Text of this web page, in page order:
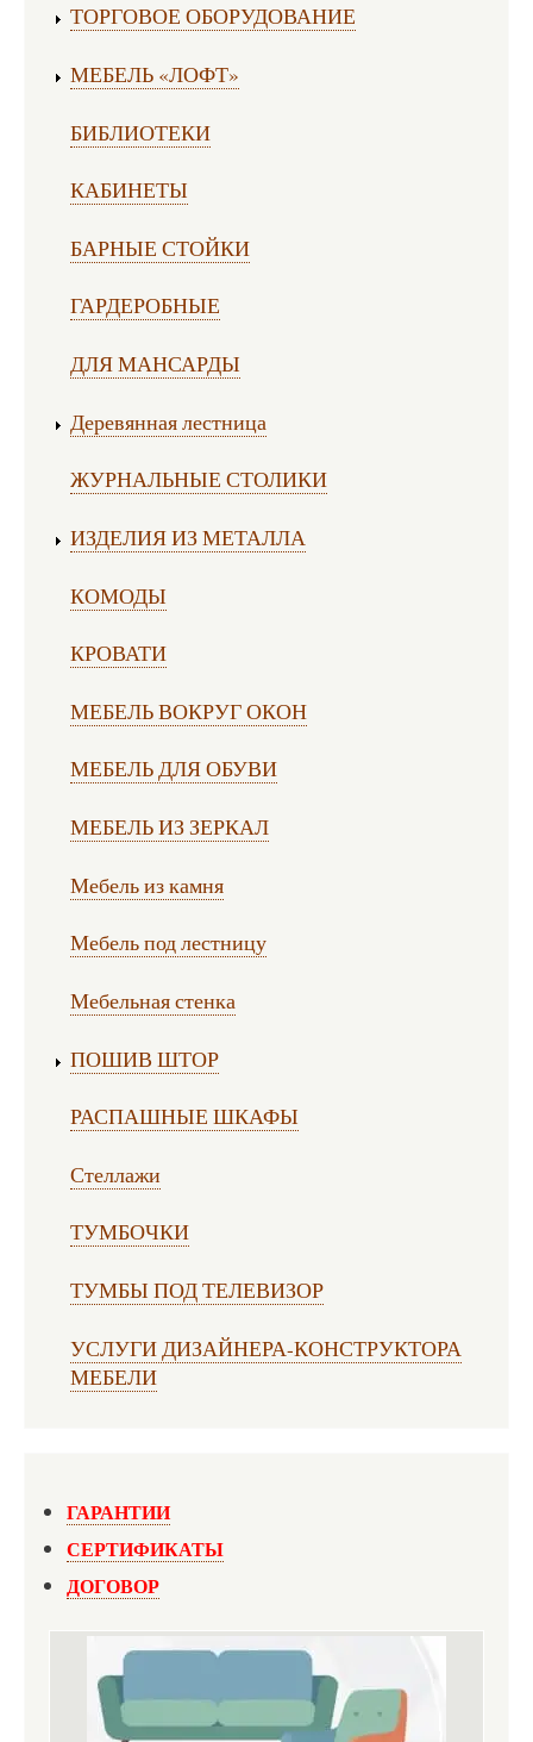
ТОРГОВОЕ ОБОРУДОВАНИЕ
МЕБЕЛЬ «ЛОФТ»
БИБЛИОТЕКИ
КАБИНЕТЫ
БАРНЫЕ СТОЙКИ
ГАРДЕРОБНЫЕ
ДЛЯ МАНСАРДЫ
Деревянная лестница
ЖУРНАЛЬНЫЕ СТОЛИКИ
ИЗДЕЛИЯ ИЗ МЕТАЛЛА
КОМОДЫ
КРОВАТИ
МЕБЕЛЬ ВОКРУГ ОКОН
МЕБЕЛЬ ДЛЯ ОБУВИ
МЕБЕЛЬ ИЗ ЗЕРКАЛ
Мебель из камня
Мебель под лестницу
Мебельная стенка
ПОШИВ ШТОР
РАСПАШНЫЕ ШКАФЫ
Стеллажи
ТУМБОЧКИ
ТУМБЫ ПОД ТЕЛЕВИЗОР
УСЛУГИ ДИЗАЙНЕРА-КОНСТРУКТОРА
МЕБЕЛИ
ГАРАНТИИ
СЕРТИФИКАТЫ
ДОГОВОР